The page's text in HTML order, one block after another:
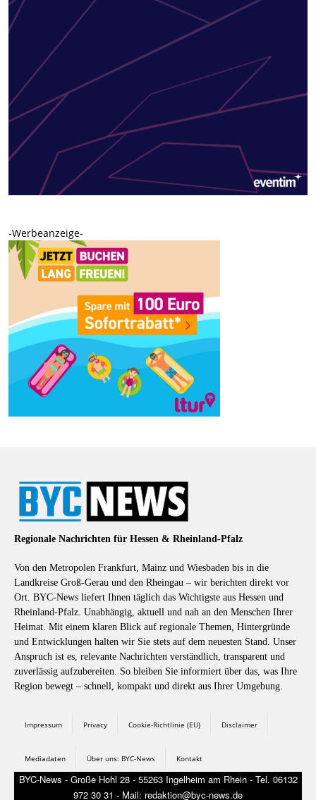
-Werbeanzeige-
Regionale Nachrichten für Hessen & Rheinland-Pfalz
Von den Metropolen Frankfurt, Mainz und Wiesbaden bis in die
Landkreise Groß-Gerau und den Rheingau – wir berichten direkt vor
Ort. BYC-News liefert Ihnen täglich das Wichtigste aus Hessen und
Rheinland-Pfalz. Unabhängig, aktuell und nah an den Menschen Ihrer
Heimat. Mit einem klaren Blick auf regionale Themen, Hintergründe
und Entwicklungen halten wir Sie stets auf dem neuesten Stand. Unser
Anspruch ist es, relevante Nachrichten verständlich, transparent und
zuverlässig aufzubereiten. So bleiben Sie informiert über das, was Ihre
Region bewegt – schnell, kompakt und direkt aus Ihrer Umgebung.
Impressum Privacy Cookie-Richtlinie (EU) Disclaimer
Mediadaten Über uns: BYC-News Kontakt
BYC-News - Große Hohl 28 - 55263 Ingelheim am Rhein - Tel. 06132
972 30 31 - Mail: redaktion@byc-news.de